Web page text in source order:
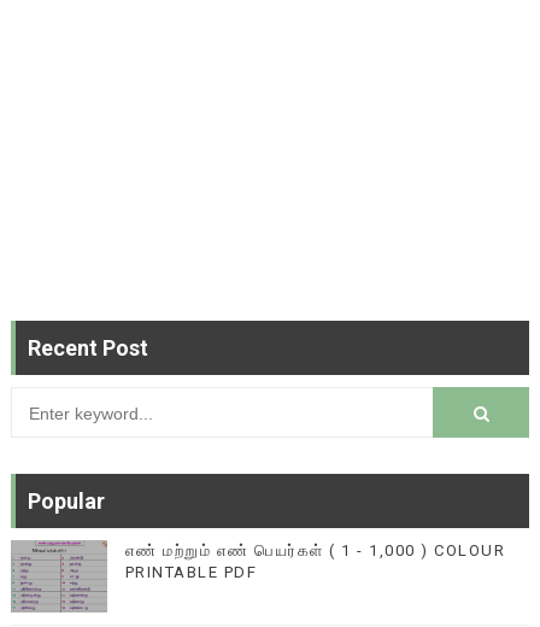
Recent Post
Popular
எண் மற்றும் எண் பெயர்கள் ( 1 - 1,000 ) COLOUR
PRINTABLE PDF